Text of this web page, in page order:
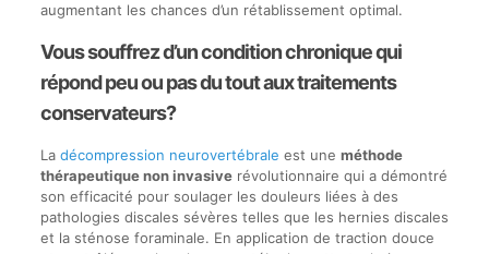
augmentant les chances d’un rétablissement optimal.
Vous souffrez d’un condition chronique qui
répond peu ou pas du tout aux traitements
conservateurs?
La décompression neurovertébrale est une méthode
thérapeutique non invasiverévolutionnaire qui a démontré
son efficacité pour soulager les douleurs liées à des
pathologies discales sévères telles que les hernies discales
et la sténose foraminale. En application de traction douce